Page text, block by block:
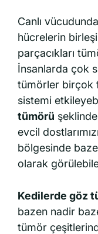
Canlı
hücrelerin
parçacıkları
İnsanlarda çok
tümörler birçok
sistemi
tümörü
evcil
bölgesinde
olarak
Kedilerde göz
bazen nadir
tümör